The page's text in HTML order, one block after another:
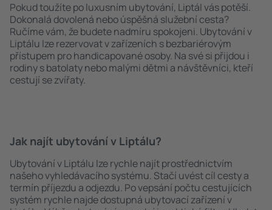
Pokud toužíte po luxusním ubytování, Liptál vás potěší.
Dokonalá dovolená nebo úspěšná služební cesta?
Ručíme vám, že budete nadmíru spokojeni. Ubytování v
Liptálu lze rezervovat v zařízeních s bezbariérovým
přístupem pro handicapované osoby. Na své si přijdou i
rodiny s batolaty nebo malými dětmi a návštěvníci, kteří
cestují se zvířaty.
Jak najít ubytování v Liptálu?
Ubytování v Liptálu lze rychle najít prostřednictvím
našeho vyhledávacího systému. Stačí uvést cíl cesty a
termín příjezdu a odjezdu. Po vepsání počtu cestujících
systém rychle najde dostupná ubytovací zařízení v